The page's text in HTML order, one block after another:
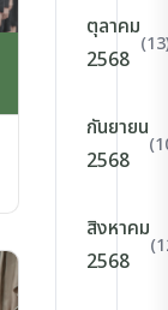
ตุลาคม
2568
กันยายน
2568
สิงหาคม
2568